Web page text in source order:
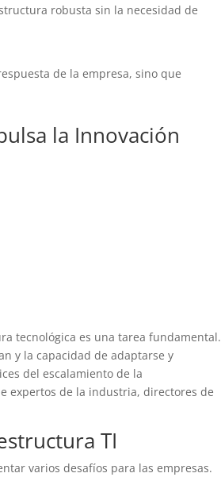
robusta sin la necesidad de
de la empresa, sino que
la Innovación
tecnológica es una tarea fundamental.
y la capacidad de adaptarse y
del escalamiento de la
expertos de la industria, directores de
TI
varios desafíos para las empresas.